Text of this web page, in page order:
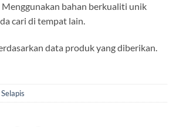
Menggunakan bahan berkualiti unik
cari di tempat lain.
data produk yang diberikan.